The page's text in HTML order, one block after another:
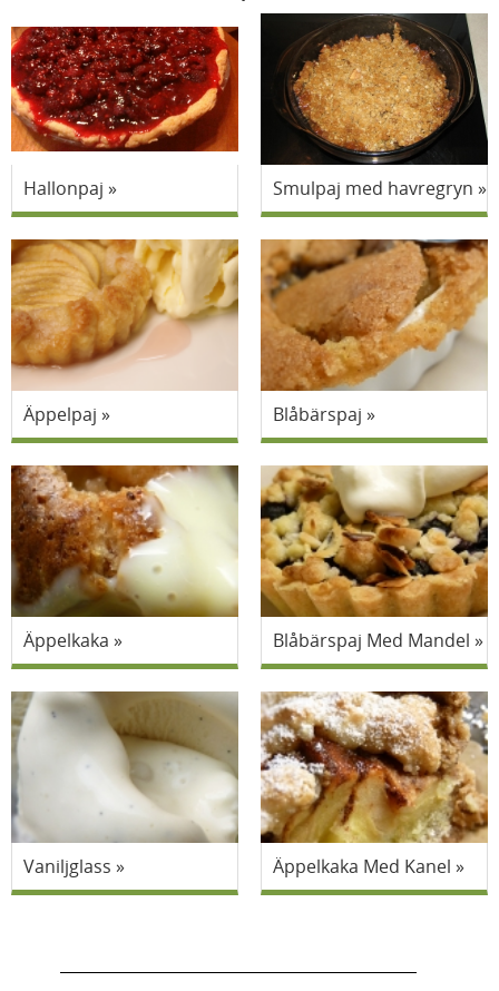
Hallonpaj Smulpaj med havregryn
Äppelpaj Blåbärspaj
Äppelkaka Blåbärspaj Med Mandel
Vaniljglass Äppelkaka Med Kanel